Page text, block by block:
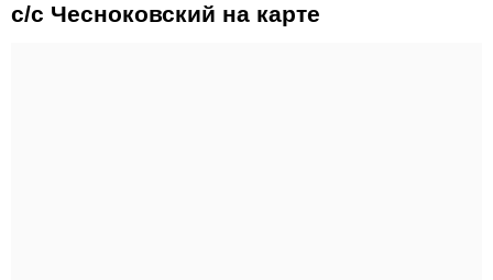
с/с Чесноковский на карте